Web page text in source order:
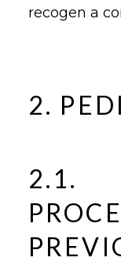
recogen a
2.
2.1.